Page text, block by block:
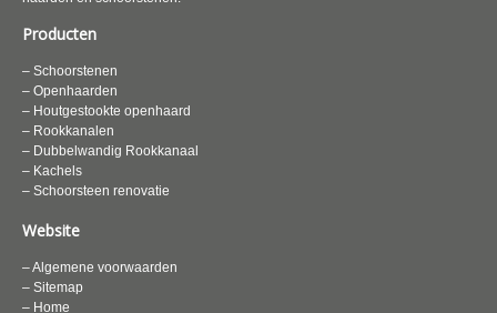
Producten
– Schoorstenen
– Openhaarden
– Houtgestookte openhaard
– Rookkanalen
– Dubbelwandig Rookkanaal
– Kachels
– Schoorsteen renovatie
Website
– Algemene voorwaarden
– Sitemap
– Home